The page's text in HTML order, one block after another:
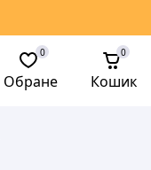
Обране
0
Кошик
0